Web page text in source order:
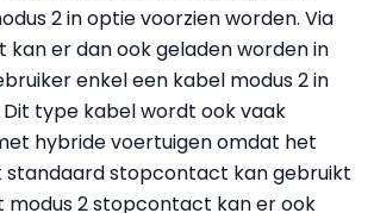
2 in optie voorzien worden. Via
er dan ook geladen worden in
enkel een kabel modus 2 in
Dit type kabel wordt ook vaak
hybride voertuigen omdat het
standaard stopcontact kan gebruikt
modus 2 stopcontact kan er ook